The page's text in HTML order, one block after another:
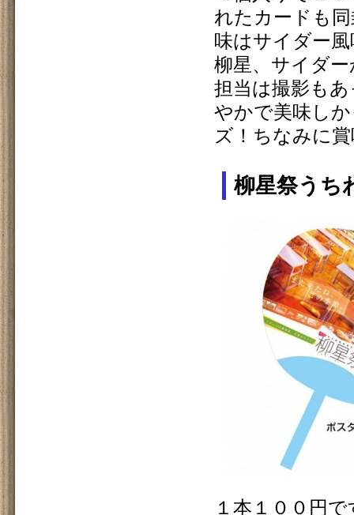
れたカードも
味はサイダー
柳星、サイダ
担当は撮影も
やかで美味し
ズ！ちなみに
柳星祭うち
１本１００円